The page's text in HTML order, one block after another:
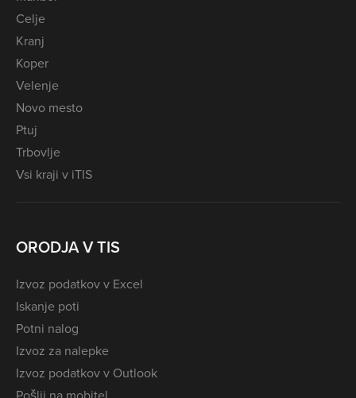
Celje
Kranj
Koper
Velenje
Novo mesto
Ptuj
Trbovlje
Vsi kraji v iTIS
ORODJA V TIS
Izvoz podatkov v Excel
Iskanje poti
Potni nalog
Izvoz za nalepke
Izvoz podatkov v Outlook